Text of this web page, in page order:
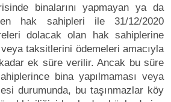
binalarını yapmayan ya da
hak sahipleri ile 31/12/2020
dolacak olan hak sahiplerine
veya taksitlerini ödemeleri amacıyla
ek süre verilir. Ancak bu süre
bina yapılmaması veya
durumunda, bu taşınmazlar köy